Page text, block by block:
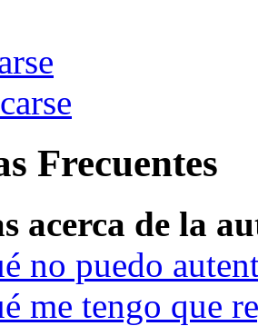
Frecuentes
acerca de la
no puedo
me tengo que